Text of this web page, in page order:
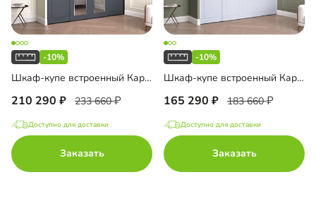
-10%
Шкаф-купе встроенный Карини-4-1
210 290 233 660
Доступно для доставки
Заказать
-10%
Шкаф-купе встроенный Карини-4-5
165 290 183 660
Доступно для доставки
Заказать